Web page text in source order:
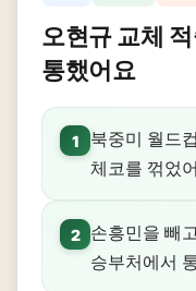
오현규 교체
통했어요
1
북중미 월드
체코를 꺾었
2
손흥민을 빼
승부처에서